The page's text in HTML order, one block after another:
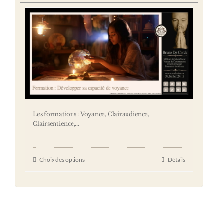
Les formations : Voyance, Clairaudience,
Clairsentience,...
Choix des options Détails